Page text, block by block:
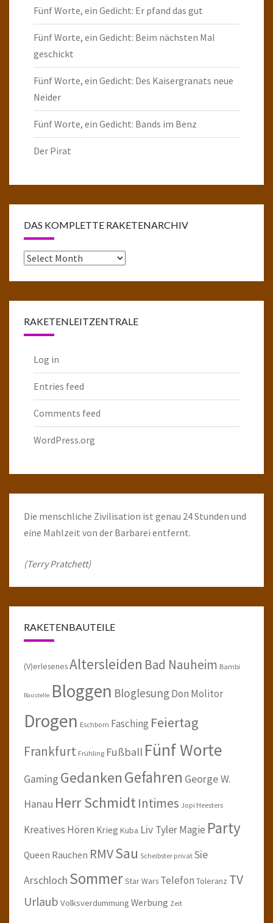
Fünf Worte, ein Gedicht: Er pfand das gut
Fünf Worte, ein Gedicht: Beim nächsten Mal
geschickt
Fünf Worte, ein Gedicht: Des Kaisergranats neue
Neider
Fünf Worte, ein Gedicht: Bands im Benz
Der Pirat
DAS KOMPLETTE RAKETENARCHIV
Das
RAKETENLEITZENTRALE
Log in
Entries feed
Comments feed
WordPress.org
Die menschliche Zivilisation ist genau 24 Stunden und
eine Mahlzeit von der Barbarei entfernt.
(Terry Pratchett)
RAKETENBAUTEILE
(V)erlesenesAltersleiden Bad Nauheim Bambi
Baustelle Bloggen BloglesungDon Molitor
Drogen Eschborn Fasching Feiertag
Frankfurt Frühling Fußball Fünf Worte
Gaming GedankenGefahren George W.
Hanau Herr SchmidtIntimes Jopi Heesters
Kreatives Hören Krieg Kuba Liv TylerMagie Party
Queen Rauchen RMVSau Scheibster privat Sie
Arschloch SommerStar Wars Telefon Toleranz TV
Urlaub Volksverdummung Werbung Zeit